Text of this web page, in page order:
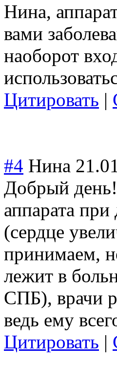
Нина,
вами
наоборот
Цитировать |
#4 Нина
Добрый
аппарата при
(сердце
принимаем,
лежит в
СПБ), врачи
ведь ему
Цитировать |